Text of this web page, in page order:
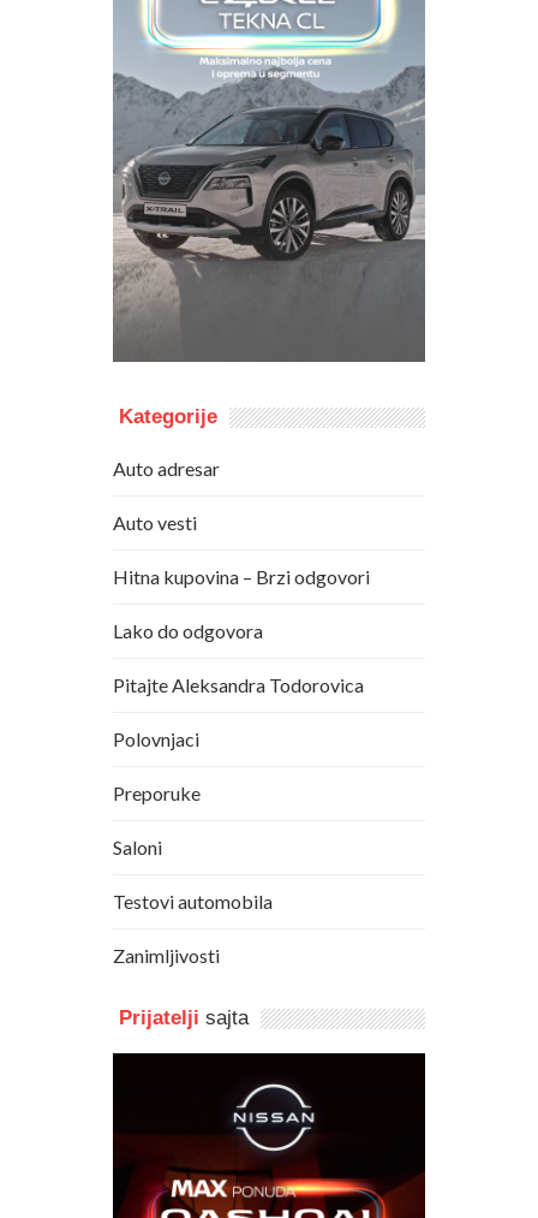
Kategorije
Auto adresar
Auto vesti
Hitna kupovina – Brzi odgovori
Lako do odgovora
Pitajte Aleksandra Todorovica
Polovnjaci
Preporuke
Saloni
Testovi automobila
Zanimljivosti
Prijatelji sajta